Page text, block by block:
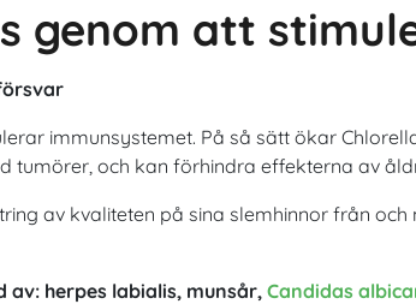
genom att
immunsystemet. På så sätt ökar
och kan förhindra effekterna av
av kvaliteten på sina slemhinnor från och
herpes labialis, munsår, Candidas